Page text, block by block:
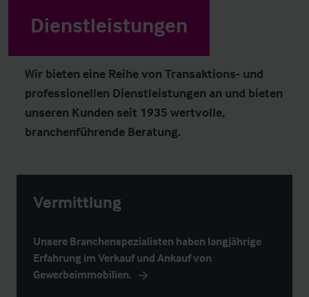
Dienstleistungen
Wir bieten eine Reihe von Transaktions- und
professionellen Dienstleistungen an und bieten
unseren Kunden seit 1935 wertvolle,
branchenführende Beratung.
Vermittlung
Unsere Branchenspezialisten haben langjährige
Erfahrung im Verkauf und Ankauf von
Gewerbeimmobilien.